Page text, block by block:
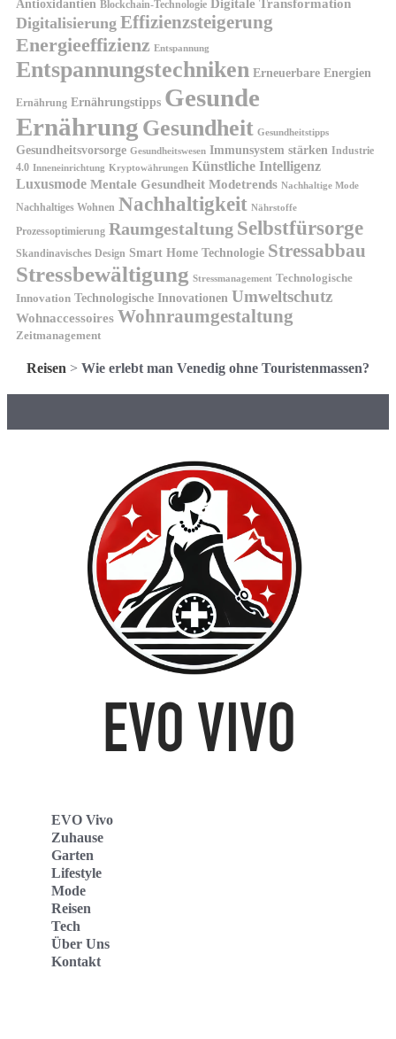
Antioxidantien Blockchain-Technologie Digitale Transformation
Digitalisierung Effizienzsteigerung
Energieeffizienz Entspannung
Entspannungstechniken Erneuerbare Energien
Ernährung Ernährungstipps Gesunde
Ernährung Gesundheit Gesundheitstipps
Gesundheitsvorsorge Gesundheitswesen Immunsystem stärken Industrie
4.0 Inneneinrichtung Kryptowährungen Künstliche Intelligenz
Luxusmode Mentale Gesundheit Modetrends Nachhaltige Mode
Nachhaltiges Wohnen Nachhaltigkeit Nährstoffe
Prozessoptimierung Raumgestaltung Selbstfürsorge
Skandinavisches Design Smart Home Technologie Stressabbau
Stressbewältigung Stressmanagement Technologische
Innovation Technologische Innovationen Umweltschutz
Wohnaccessoires Wohnraumgestaltung
Zeitmanagement
Reisen > Wie erlebt man Venedig ohne Touristenmassen?
EVO Vivo
Zuhause
Garten
Lifestyle
Mode
Reisen
Tech
Über Uns
Kontakt